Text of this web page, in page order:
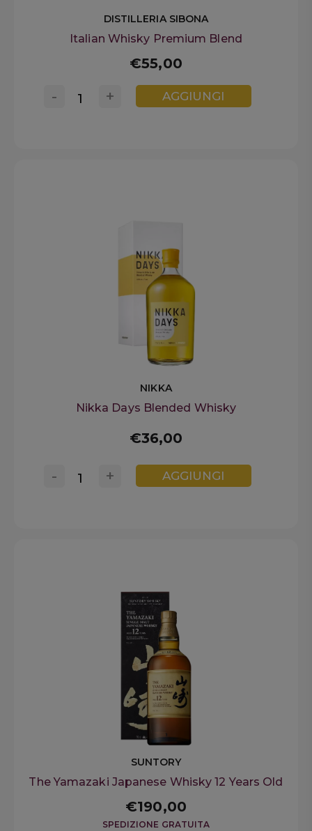
DISTILLERIA SIBONA
Italian Whisky Premium Blend
€55,00
+
- AGGIUNGI
NIKKA
Nikka Days Blended Whisky
€36,00
+
- AGGIUNGI
SUNTORY
The Yamazaki Japanese Whisky 12 Years Old
€190,00
SPEDIZIONE GRATUITA